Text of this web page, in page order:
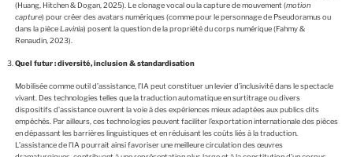
(Huang, Hitchen & Dogan, 2025). Le clonage vocal ou la capture de mouvement (motion
capture) pour créer des avatars numériques (comme pour le personnage de Pseudoramus ou
dans la pièceLavinia) posent la question de la propriété du corps numérique (Fahmy &
Renaudin, 2023).
Quel futur : diversité, inclusion & standardisation
Mobilisée comme outil d’assistance, l’IA peut constituer un levier d’inclusivité dans le spectacle
vivant. Des technologies telles que la traduction automatique en surtitrage ou divers
dispositifs d’assistance ouvrent la voie à des expériences mieux adaptées aux publics dits
empêchés. Par ailleurs, ces technologies peuvent faciliter l’exportation internationale des pièces
en dépassant les barrières linguistiques et en réduisant les coûts liés à la traduction.
L’assistance de l’IA pourrait ainsi favoriser une meilleure circulation des œuvres